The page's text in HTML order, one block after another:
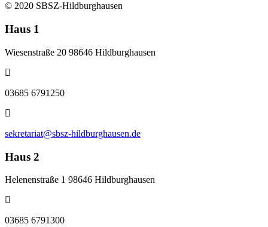
© 2020 SBSZ-Hildburghausen
Haus 1
Wiesenstraße 20 98646 Hildburghausen
03685 6791250
sekretariat@sbsz-hildburghausen.de
Haus 2
Helenenstraße 1 98646 Hildburghausen
03685 6791300